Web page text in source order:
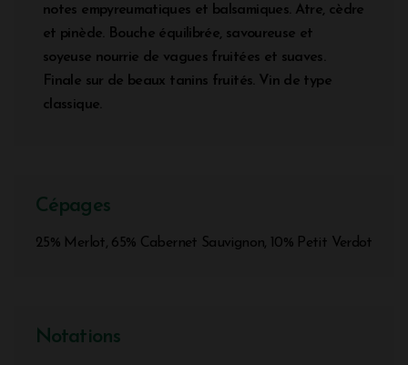
notes empyreumatiques et balsamiques. Atre, cèdre
et pinède. Bouche équilibrée, savoureuse et
soyeuse nourrie de vagues fruitées et suaves.
Finale sur de beaux tanins fruités. Vin de type
classique.
Cépages
25% Merlot, 65% Cabernet Sauvignon, 10% Petit Verdot
Notations